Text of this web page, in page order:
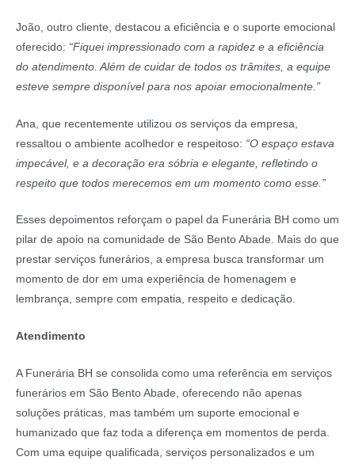
João, outro cliente, destacou a eficiência e o suporte emocional
oferecido: “Fiquei impressionado com a rapidez e a eficiência
do atendimento. Além de cuidar de todos os trâmites, a equipe
esteve sempre disponível para nos apoiar emocionalmente.”
Ana, que recentemente utilizou os serviços da empresa,
ressaltou o ambiente acolhedor e respeitoso: “O espaço estava
impecável, e a decoração era sóbria e elegante, refletindo o
respeito que todos merecemos em um momento como esse.”
Esses depoimentos reforçam o papel da Funerária BH como um
pilar de apoio na comunidade de São Bento Abade. Mais do que
prestar serviços funerários, a empresa busca transformar um
momento de dor em uma experiência de homenagem e
lembrança, sempre com empatia, respeito e dedicação.
Atendimento
A Funerária BH se consolida como uma referência em serviços
funerários em São Bento Abade, oferecendo não apenas
soluções práticas, mas também um suporte emocional e
humanizado que faz toda a diferença em momentos de perda.
Com uma equipe qualificada, serviços personalizados e um